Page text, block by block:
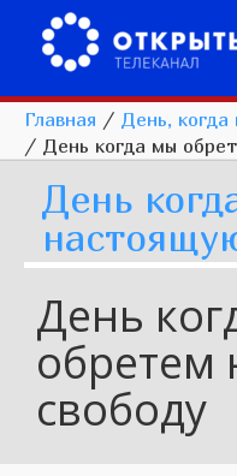
Главная / День,
/ День когда мы
День
День
обретем
свободу